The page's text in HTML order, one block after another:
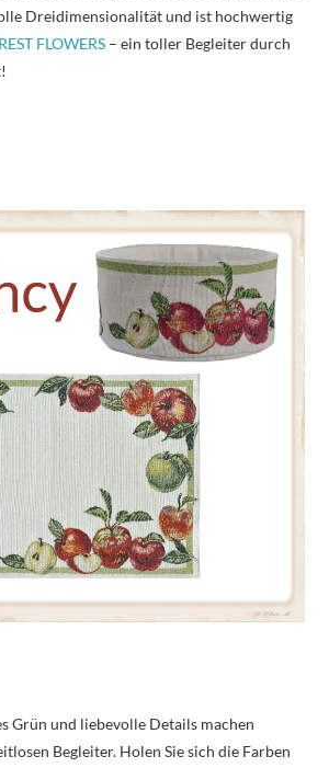
Dreidimensionalität und ist hochwertig
FLOWERS – ein toller Begleiter durch
Grün und liebevolle Details machen
Begleiter. Holen Sie sich die Farben